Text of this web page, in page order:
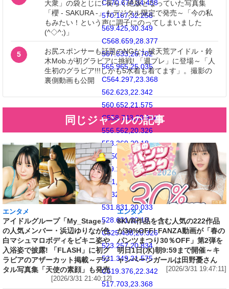
C570.674,34.438
570.167,32.258
569.425,30.349
C568.659,28.377
567.633,26.702
565.965,25.035
C564.297,23.368
562.623,22.342
560.652,21.575
C558.743,20.834
556.562,20.326
553.369,20.18
C550.169,20.033
549.148,20
541,20
C532.853,20
531.831,20.033
528.631,20.18
C525.438,20.326
523.257,20.834
521.349,21.575
C519.376,22.342
517.703,23.368
大衆」の袋とじに! 長らく絶版となっていた写真集
「櫻 - SAKURA -」もデジタル限定で発売～「今の私
もみたい！という声に調子にのってしまいました
(^◇^;)」
5
お尻スポンサーも話題のNGなし破天荒アイドル・鈴
木Mob.が初グラビアに挑戦! 「週プレ」に登場～「人
生初のグラビア!!!しかも5水着も着てます」。撮影の
裏側動画も公開
同じジャンルの記事
エンタメ
アイドルグループ「My_Stage」
の人気メンバー・浜辺ゆりなが色
白マシュマロボディをビキニ姿や
入浴姿で披露! 「FLASH」に初グ
ラビアのアザーカット掲載～デジ
タル写真集「天使の素顔」も発売
[2026/3/31 21:40:12]
エンタメ
8KVR作品を含む人気の222作品
が30%OFF! FANZA動画が「春の
パンツまつり30％OFF」第2弾を
明日1日(水)朝9:59まで開催～キ
ャンペーンガールは田野憂さん
[2026/3/31 19:47:11]